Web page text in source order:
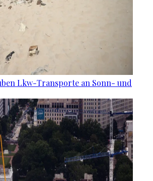
Lkw-Transporte an Sonn- und